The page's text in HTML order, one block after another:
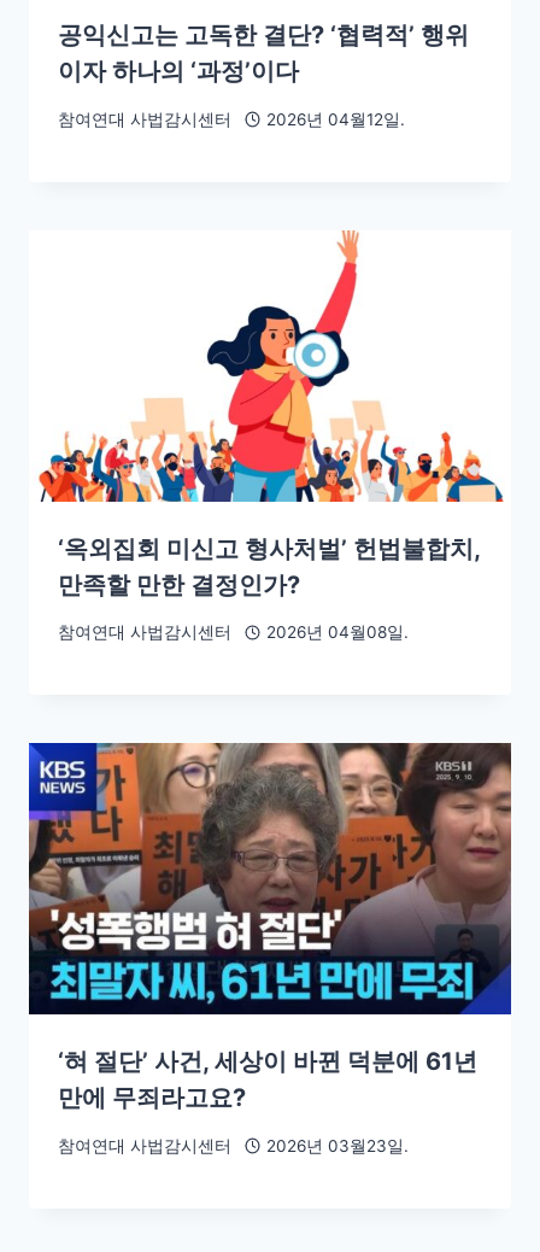
공익신고는 고독한 결단? ‘협력적’ 행위
이자 하나의 ‘과정’이다
참여연대 사법감시센터 2026년 04월12일.
‘옥외집회 미신고 형사처벌’ 헌법불합치,
만족할 만한 결정인가?
참여연대 사법감시센터 2026년 04월08일.
‘혀 절단’ 사건, 세상이 바뀐 덕분에 61년
만에 무죄라고요?
참여연대 사법감시센터 2026년 03월23일.